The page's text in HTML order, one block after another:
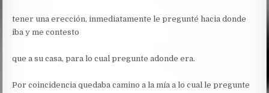
tener una erección, inmediatamente le pregunté hacia donde
iba y me contesto
que a su casa, para lo cual pregunte adonde era.
Por coincidencia quedaba camino a la mía a lo cual le pregunte